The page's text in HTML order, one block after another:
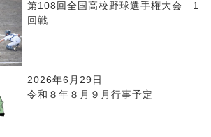
第108回全国高校野球選手権大会 1
回戦
2026年6月29日
令和８年８月９月行事予定